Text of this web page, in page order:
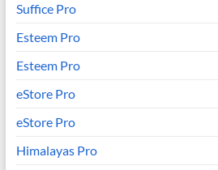
Suffice Pro
Esteem Pro
Esteem Pro
eStore Pro
eStore Pro
Himalayas Pro